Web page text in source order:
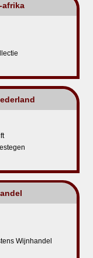
afrika
Wijnhandel